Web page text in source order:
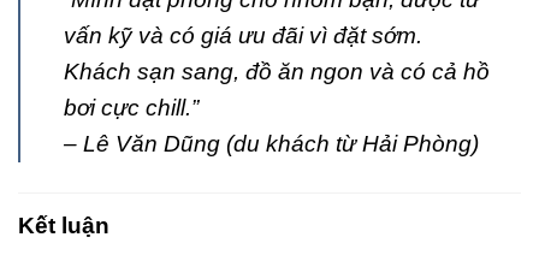
vấn kỹ và có giá ưu đãi vì đặt sớm.
Khách sạn sang, đồ ăn ngon và có cả hồ
bơi cực chill.”
– Lê Văn Dũng (du khách từ Hải Phòng)
Kết luận